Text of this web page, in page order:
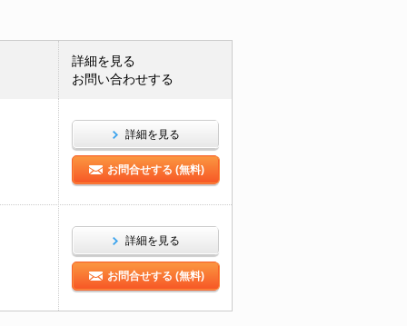
詳細を見る
お問い合わせする
詳細を見る
お問合せする (無料)
詳細を見る
お問合せする (無料)